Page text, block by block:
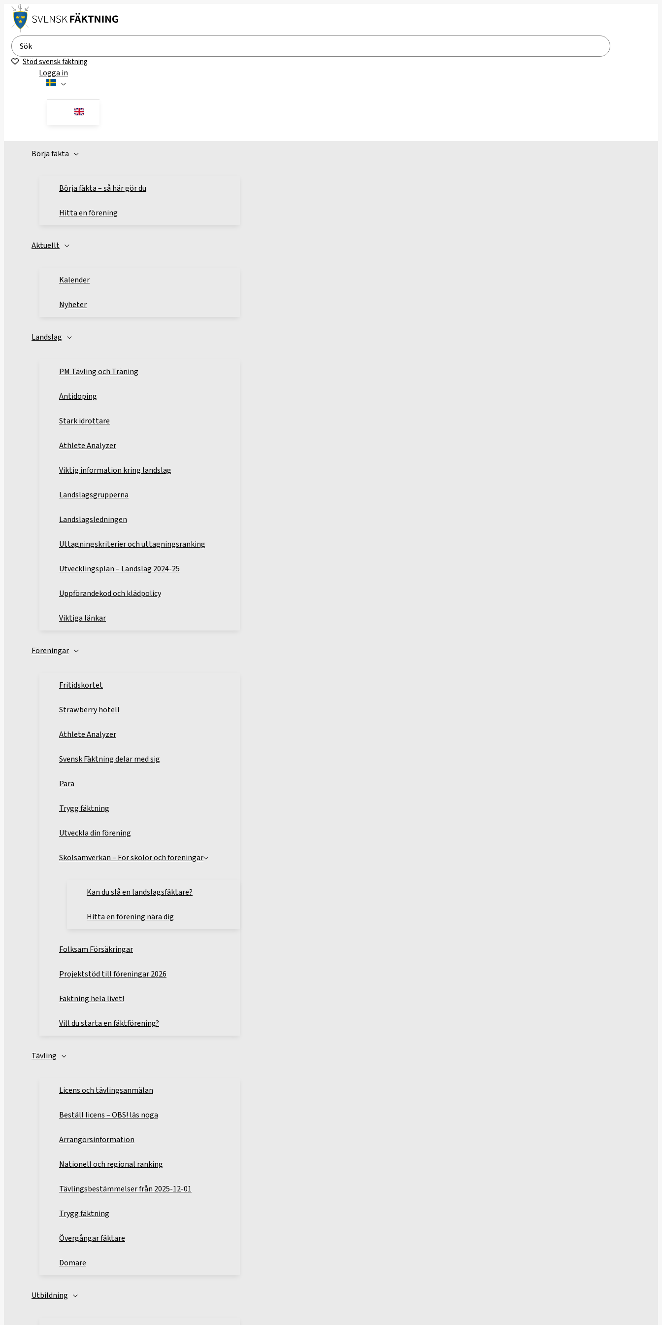
Hoppa
till
innehåll
Search
for:
Stöd svensk fäktning
Logga in
Börja fäkta
Börja fäkta – så här gör du
Hitta en förening
Aktuellt
Kalender
Nyheter
Landslag
PM Tävling och Träning
Antidoping
Stark idrottare
Athlete Analyzer
Viktig information kring landslag
Landslagsgrupperna
Landslagsledningen
Uttagningskriterier och uttagningsranking
Utvecklingsplan – Landslag 2024-25
Uppförandekod och klädpolicy
Viktiga länkar
Föreningar
Fritidskortet
Strawberry hotell
Athlete Analyzer
Svensk Fäktning delar med sig
Para
Trygg fäktning
Utveckla din förening
Skolsamverkan – För skolor och föreningar
Kan du slå en landslagsfäktare?
Hitta en förening nära dig
Folksam Försäkringar
Projektstöd till föreningar 2026
Fäktning hela livet!
Vill du starta en fäktförening?
Tävling
Licens och tävlingsanmälan
Beställ licens – OBS! läs noga
Arrangörsinformation
Nationell och regional ranking
Tävlingsbestämmelser från 2025-12-01
Trygg fäktning
Övergångar fäktare
Domare
Utbildning